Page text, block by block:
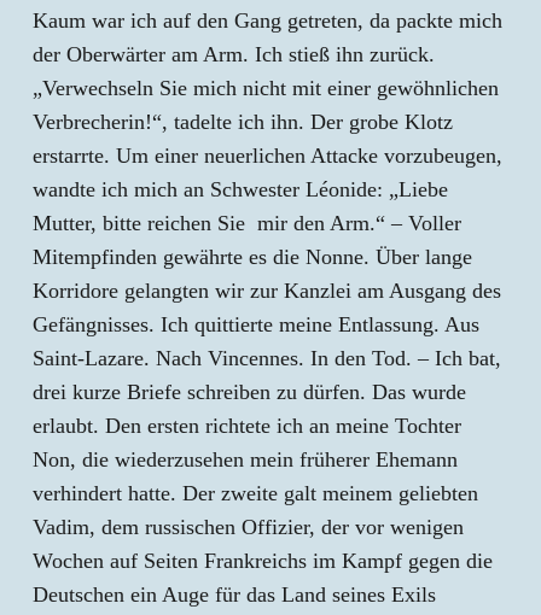
Kaum war ich auf den Gang getreten, da packte mich
der Oberwärter am Arm. Ich stieß ihn zurück.
„Verwechseln Sie mich nicht mit einer gewöhnlichen
Verbrecherin!“, tadelte ich ihn. Der grobe Klotz
erstarrte. Um einer neuerlichen Attacke vorzubeugen,
wandte ich mich an Schwester Léonide: „Liebe
Mutter, bitte reichen Sie mir den Arm.“ – Voller
Mitempfinden gewährte es die Nonne. Über lange
Korridore gelangten wir zur Kanzlei am Ausgang des
Gefängnisses. Ich quittierte meine Entlassung. Aus
Saint-Lazare. Nach Vincennes. In den Tod. – Ich bat,
drei kurze Briefe schreiben zu dürfen. Das wurde
erlaubt. Den ersten richtete ich an meine Tochter
Non, die wiederzusehen mein früherer Ehemann
verhindert hatte. Der zweite galt meinem geliebten
Vadim, dem russischen Offizier, der vor wenigen
Wochen auf Seiten Frankreichs im Kampf gegen die
Deutschen ein Auge für das Land seines Exils